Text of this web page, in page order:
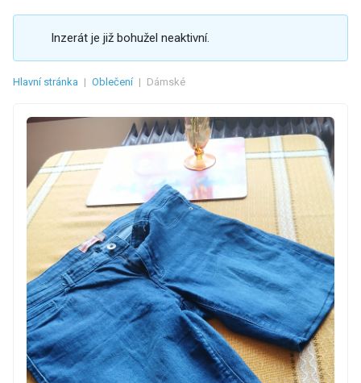
Inzerát je již bohužel neaktivní.
Hlavní stránka | Oblečení | Dámské